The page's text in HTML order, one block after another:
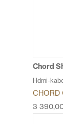
Chord
Hdmi-
CHORD
3